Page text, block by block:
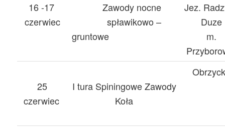
16 -17
czerwiec
Zawody nocne
spławikowo –
gruntowe
Jez.
Duze
m.
25
czerwiec
I tura Spiningowe Zawody
Koła